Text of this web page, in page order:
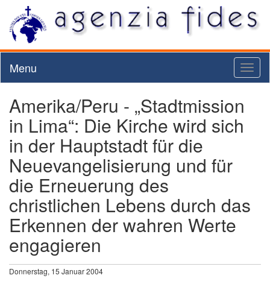
Menu
Amerika/Peru - „Stadtmission
in Lima“: Die Kirche wird sich
in der Hauptstadt für die
Neuevangelisierung und für
die Erneuerung des
christlichen Lebens durch das
Erkennen der wahren Werte
engagieren
Donnerstag, 15 Januar 2004